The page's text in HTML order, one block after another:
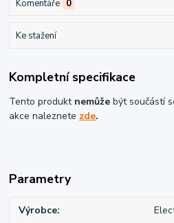
Komentáře 0
Ke stažení
Kompletní specifikace
Tento produkt nemůže být součástí
akce naleznete zde.
Parametry
Výrobce